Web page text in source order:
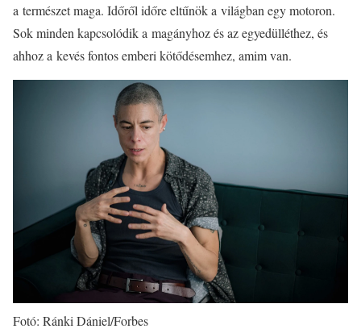
a természet maga. Időről időre eltűnök a világban egy motoron.
Sok minden kapcsolódik a magányhoz és az egyedülléthez, és
ahhoz a kevés fontos emberi kötődésemhez, amim van.
Fotó: Ránki Dániel/Forbes